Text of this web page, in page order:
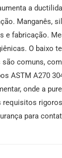
a
Manganês,
e fabricação.
O baixo
comuns,
ASTM A270
onde a
requisitos
para